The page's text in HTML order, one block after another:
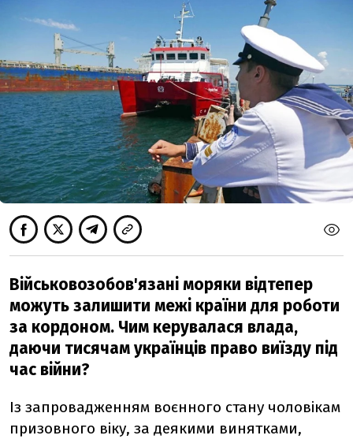
Військовозобов'язані моряки відтепер
можуть залишити межі країни для роботи
за кордоном. Чим керувалася влада,
даючи тисячам українців право виїзду під
час війни?
Із запровадженням воєнного стану чоловікам
призовного віку, за деякими винятками,